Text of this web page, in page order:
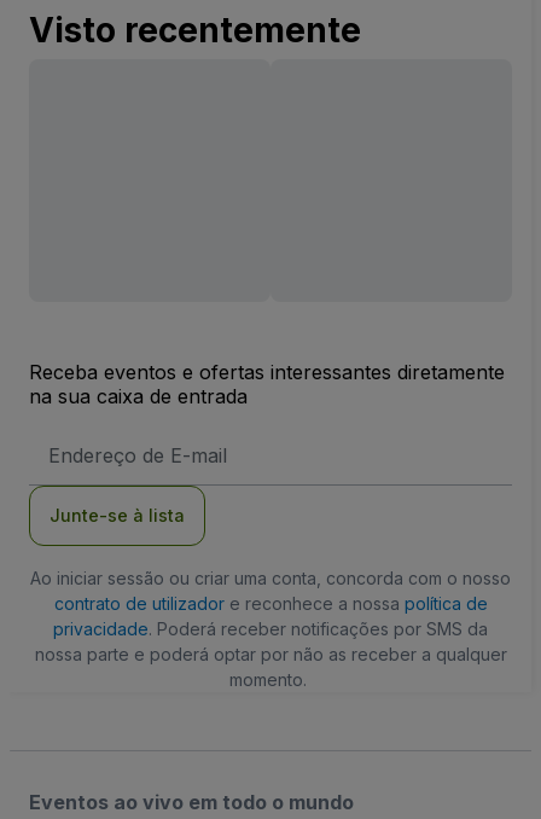
Visto recentemente
Receba eventos e ofertas interessantes diretamente
na sua caixa de entrada
de
Junte-se à lista
Ao iniciar sessão ou criar uma conta, concorda com o nosso
contrato de utilizadore reconhece a nossa política de
privacidade. Poderá receber notificações por SMS da
nossa parte e poderá optar por não as receber a qualquer
momento.
Eventos ao vivo em todo o mundo